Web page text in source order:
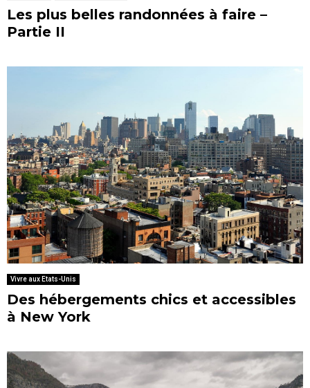
Les plus belles randonnées à faire –
Partie II
Vivre aux Etats-Unis
Des hébergements chics et accessibles
à New York